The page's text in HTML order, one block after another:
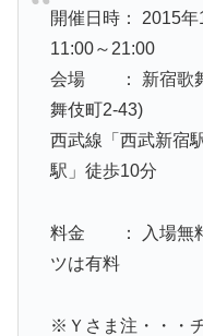
開催日時： 2015
11:00～21:00
会場 ： 新宿歌舞
舞伎町2-43)
西武線「西武新宿
駅」徒歩10分
料金 ： 入場無料
ツは有料
※Ｙさま注・・・